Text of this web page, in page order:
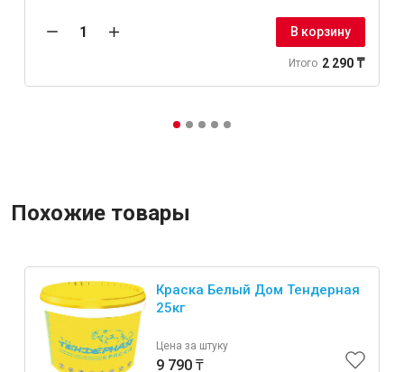
В корзину
Итого 2 290 ₸
Похожие товары
Краска Белый Дом Тендерная
25кг
Цена за штуку
9 790 ₸